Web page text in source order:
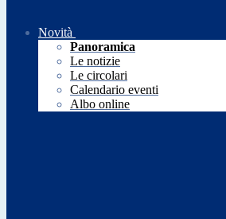
Novità
Panoramica
Le notizie
Le circolari
Calendario eventi
Albo online